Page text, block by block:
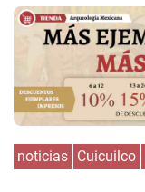
noticias Cuicuilco